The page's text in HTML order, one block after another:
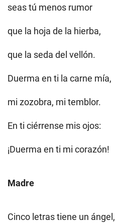
seas tú menos rumor
que la hoja de la hierba,
que la seda del vellón.
Duerma en ti la carne mía,
mi zozobra, mi temblor.
En ti ciérrense mis ojos:
¡Duerma en ti mi corazón!
Madre
Cinco letras tiene un ángel,